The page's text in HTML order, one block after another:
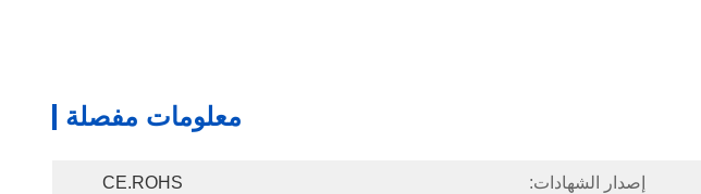
معلومات مفصلة
إصدار الشهادات: CE.ROHS